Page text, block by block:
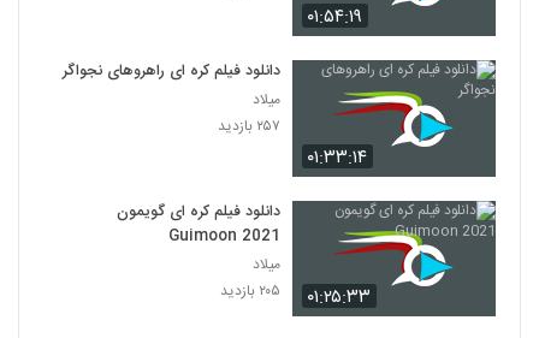
۰۱:۵۴:۱۹
۰۱:۳۳:۱۴
دانلود فیلم کره ای راهروهای نجواگر
میلاد
۲۵۷ بازدید
۰۱:۲۵:۳۳
دانلود فیلم کره ای گویمون
Guimoon 2021
میلاد
۲۰۵ بازدید